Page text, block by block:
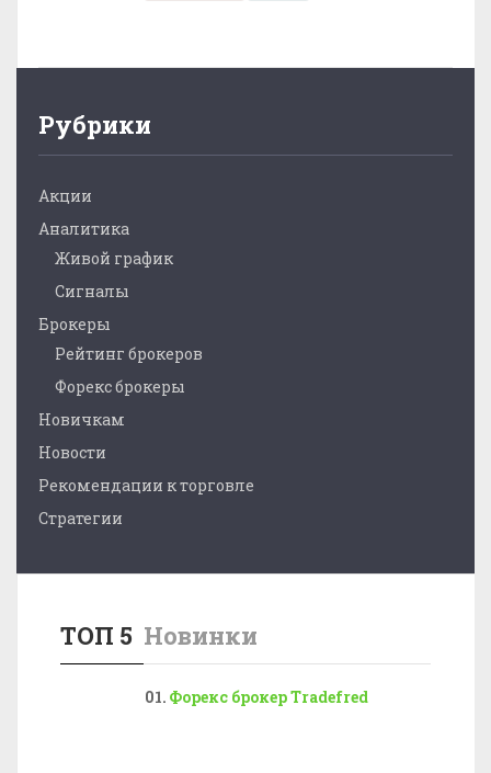
Рубрики
Акции
Аналитика
Живой график
Сигналы
Брокеры
Рейтинг брокеров
Форекс брокеры
Новичкам
Новости
Рекомендации к торговле
Стратегии
ТОП 5 Новинки
Форекс брокер Tradefred